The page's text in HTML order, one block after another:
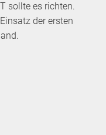
sollte es richten.
der ersten